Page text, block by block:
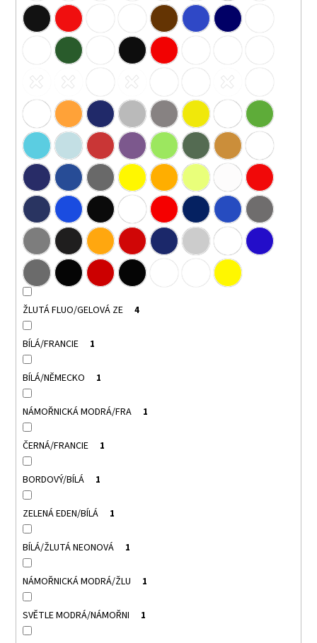
ŽLUTÁ FLUO/GELOVÁ ZE 4
BÍLÁ/FRANCIE 1
BÍLÁ/NĚMECKO 1
NÁMOŘNICKÁ MODRÁ/FRA 1
ČERNÁ/FRANCIE 1
BORDOVÝ/BÍLÁ 1
ZELENÁ EDEN/BÍLÁ 1
BÍLÁ/ŽLUTÁ NEONOVÁ 1
NÁMOŘNICKÁ MODRÁ/ŽLU 1
SVĚTLE MODRÁ/NÁMOŘNI 1